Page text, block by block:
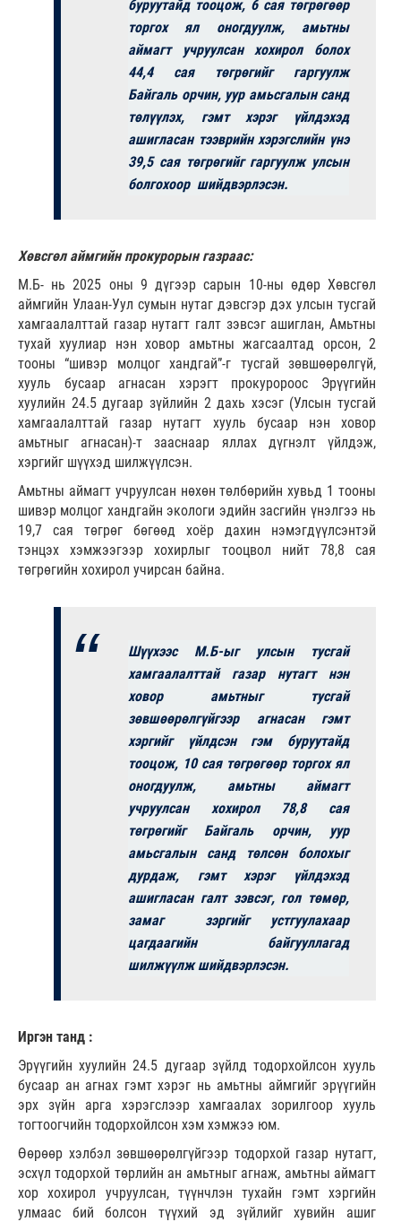
буруутайд тооцож, 6 сая төгрөгөөр
торгох ял оногдуулж, амьтны
аймагт учруулсан хохирол болох
44,4 сая төгрөгийг гаргуулж
Байгаль орчин, уур амьсгалын санд
төлүүлэх, гэмт хэрэг үйлдэхэд
ашигласан тээврийн хэрэгслийн үнэ
39,5 сая төгрөгийг гаргуулж улсын
болгохоор шийдвэрлэсэн.
Хөвсгөл аймгийн прокурорын газраас:
М.Б- нь 2025 оны 9 дүгээр сарын 10-ны өдөр Хөвсгөл
аймгийн Улаан-Уул сумын нутаг дэвсгэр дэх улсын тусгай
хамгаалалттай газар нутагт галт зэвсэг ашиглан, Амьтны
тухай хуулиар нэн ховор амьтны жагсаалтад орсон, 2
тооны “шивэр молцог хандгай”-г тусгай зөвшөөрөлгүй,
хууль бусаар агнасан хэрэгт прокуророос Эрүүгийн
хуулийн 24.5 дугаар зүйлийн 2 дахь хэсэг (Улсын тусгай
хамгаалалттай газар нутагт хууль бусаар нэн ховор
амьтныг агнасан)-т зааснаар яллах дүгнэлт үйлдэж,
хэргийг шүүхэд шилжүүлсэн.
Амьтны аймагт учруулсан нөхөн төлбөрийн хувьд 1 тооны
шивэр молцог хандгайн экологи эдийн засгийн үнэлгээ нь
19,7 сая төгрөг бөгөөд хоёр дахин нэмэгдүүлсэнтэй
тэнцэх хэмжээгээр хохирлыг тооцвол нийт 78,8 сая
төгрөгийн хохирол учирсан байна.
Шүүхээс М.Б-ыг улсын тусгай
хамгаалалттай газар нутагт нэн
ховор амьтныг тусгай
зөвшөөрөлгүйгээр агнасан гэмт
хэргийг үйлдсэн гэм буруутайд
тооцож, 10 сая төгрөгөөр торгох ял
оногдуулж, амьтны аймагт
учруулсан хохирол 78,8 сая
төгрөгийг Байгаль орчин, уур
амьсгалын санд төлсөн болохыг
дурдаж, гэмт хэрэг үйлдэхэд
ашигласан галт зэвсэг, гол төмөр,
замаг зэргийг устгуулахаар
цагдаагийн байгууллагад
шилжүүлж шийдвэрлэсэн.
Иргэн танд :
Эрүүгийн хуулийн 24.5 дугаар зүйлд тодорхойлсон хууль
бусаар ан агнах гэмт хэрэг нь амьтны аймгийг эрүүгийн
эрх зүйн арга хэрэгслээр хамгаалах зорилгоор хууль
тогтоогчийн тодорхойлсон хэм хэмжээ юм.
Өөрөөр хэлбэл зөвшөөрөлгүйгээр тодорхой газар нутагт,
эсхүл тодорхой төрлийн ан амьтныг агнаж, амьтны аймагт
хор хохирол учруулсан, түүнчлэн тухайн гэмт хэргийн
улмаас бий болсон түүхий эд зүйлийг хувийн ашиг